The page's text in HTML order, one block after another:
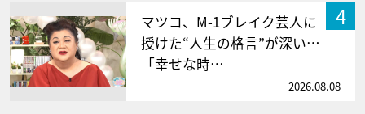
4
マツコ、M-1ブレイク芸人に
授けた“人生の格言”が深い…
「幸せな時…
2026.08.08